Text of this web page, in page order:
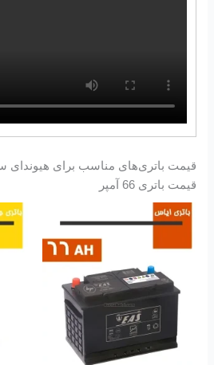
قیمت باتری‌های مناسب برای هیوندای
قیمت باتری 66 آمپر